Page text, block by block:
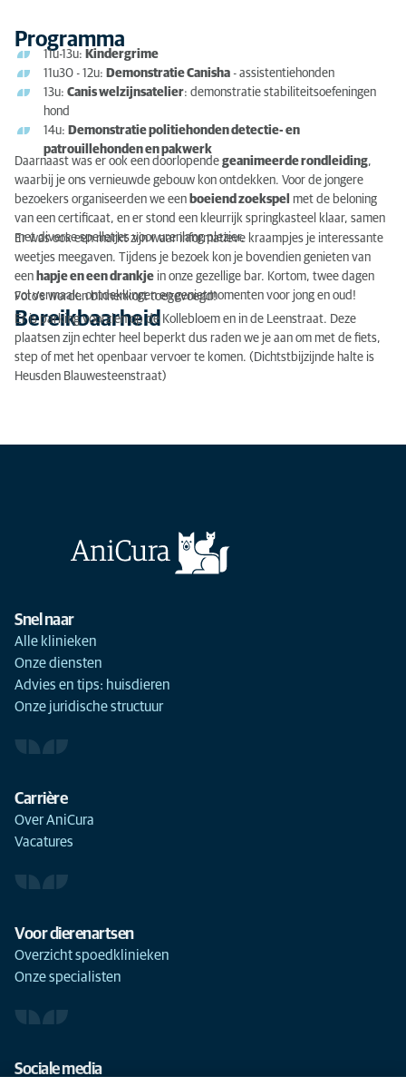
Programma
11u-13u: Kindergrime
11u30 - 12u: Demonstratie Canisha - assistentiehonden
13u: Canis welzijnsatelier: demonstratie stabiliteitsoefeningen
hond
14u: Demonstratie politiehonden detectie- en
patrouillehonden en pakwerk
Daarnaast was er ook een doorlopende geanimeerde rondleiding,
waarbij je ons vernieuwde gebouw kon ontdekken. Voor de jongere
bezoekers organiseerden we een boeiend zoekspel met de beloning
van een certificaat, en er stond een kleurrijk springkasteel klaar, samen
met diverse spelletjes voor urenlang plezier.
Er was ook een markt zijn waar informatieve kraampjes je interessante
weetjes meegaven. Tijdens je bezoek kon je bovendien genieten van
een hapje en een drankje in onze gezellige bar. Kortom, twee dagen
vol vermaak, ontdekkingen en genietmomenten voor jong en oud!
Foto's worden binnenkort toegevoegd!
Bereikbaarheid
Er is parking voorzien op de Kollebloem en in de Leenstraat. Deze
plaatsen zijn echter heel beperkt dus raden we je aan om met de fiets,
step of met het openbaar vervoer te komen. (Dichtstbijzijnde halte is
Heusden Blauwesteenstraat)
Snel naar
Alle klinieken
Onze diensten
Advies en tips: huisdieren
Onze juridische structuur
Carrière
Over AniCura
Vacatures
Voor dierenartsen
Overzicht spoedklinieken
Onze specialisten
Sociale media